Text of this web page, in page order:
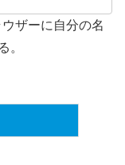
ザーに自分の名
。